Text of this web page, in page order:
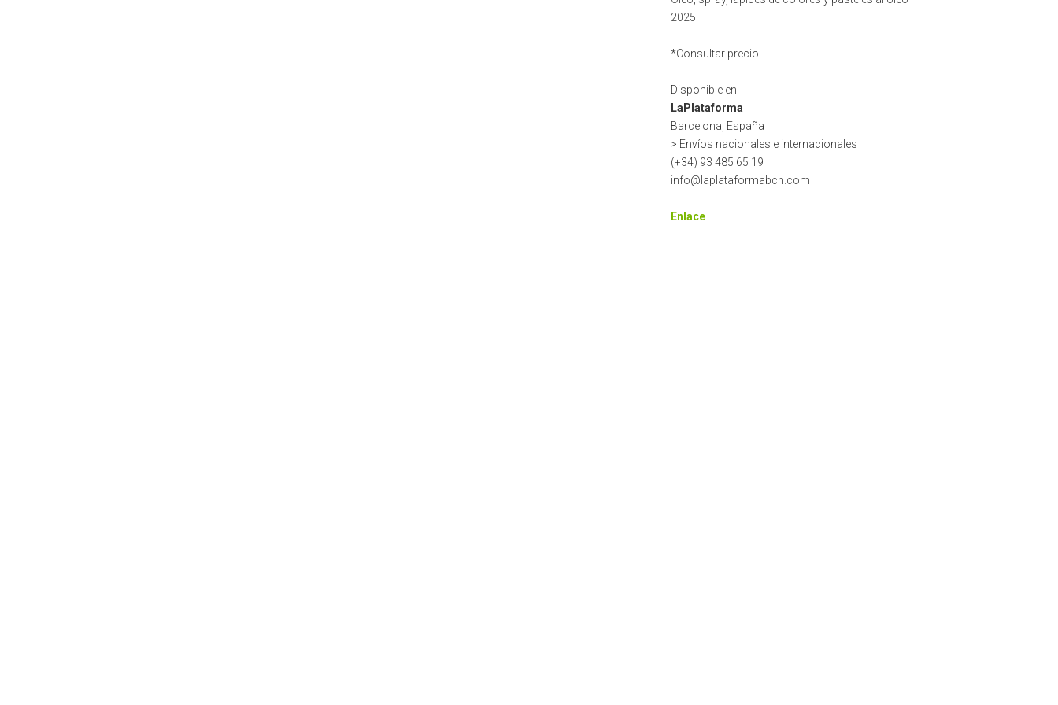
2025
*Consultar precio
Disponible en_
LaPlataforma
Barcelona, España
> Envíos nacionales e internacionales
(+34) 93 485 65 19
info@laplataformabcn.com
Enlace